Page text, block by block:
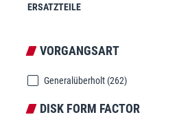
ERSATZTEILE
VORGANGSART
Generalüberholt (262)
DISK FORM FACTOR